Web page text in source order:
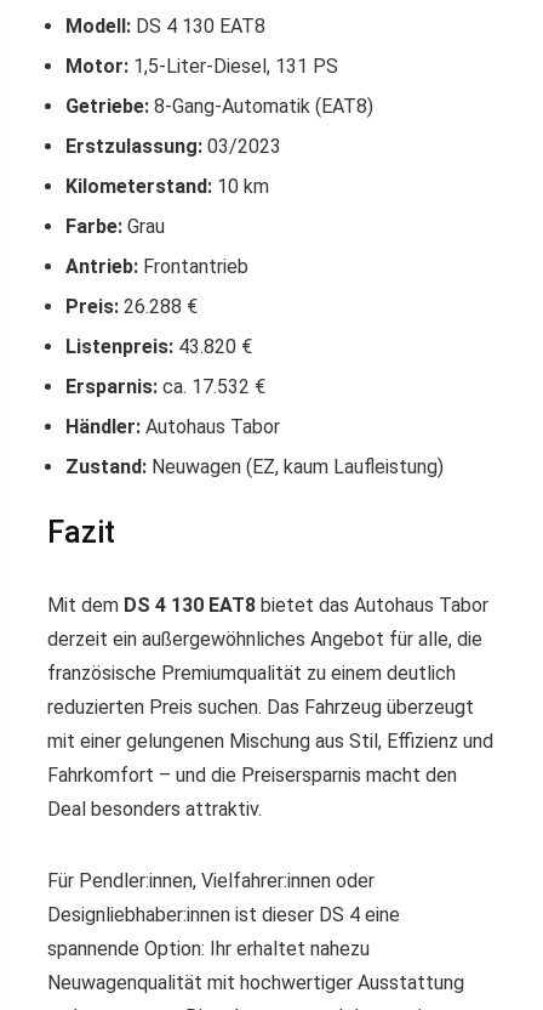
Modell: DS 4 130 EAT8
Motor: 1,5-Liter-Diesel, 131 PS
Getriebe: 8-Gang-Automatik (EAT8)
Erstzulassung: 03/2023
Kilometerstand: 10 km
Farbe: Grau
Antrieb: Frontantrieb
Preis: 26.288 €
Listenpreis: 43.820 €
Ersparnis: ca. 17.532 €
Händler: Autohaus Tabor
Zustand: Neuwagen (EZ, kaum Laufleistung)
Fazit
Mit dem DS 4 130 EAT8 bietet das Autohaus Tabor
derzeit ein außergewöhnliches Angebot für alle, die
französische Premiumqualität zu einem deutlich
reduzierten Preis suchen. Das Fahrzeug überzeugt
mit einer gelungenen Mischung aus Stil, Effizienz und
Fahrkomfort – und die Preisersparnis macht den
Deal besonders attraktiv.
Für Pendler:innen, Vielfahrer:innen oder
Designliebhaber:innen ist dieser DS 4 eine
spannende Option: Ihr erhaltet nahezu
Neuwagenqualität mit hochwertiger Ausstattung